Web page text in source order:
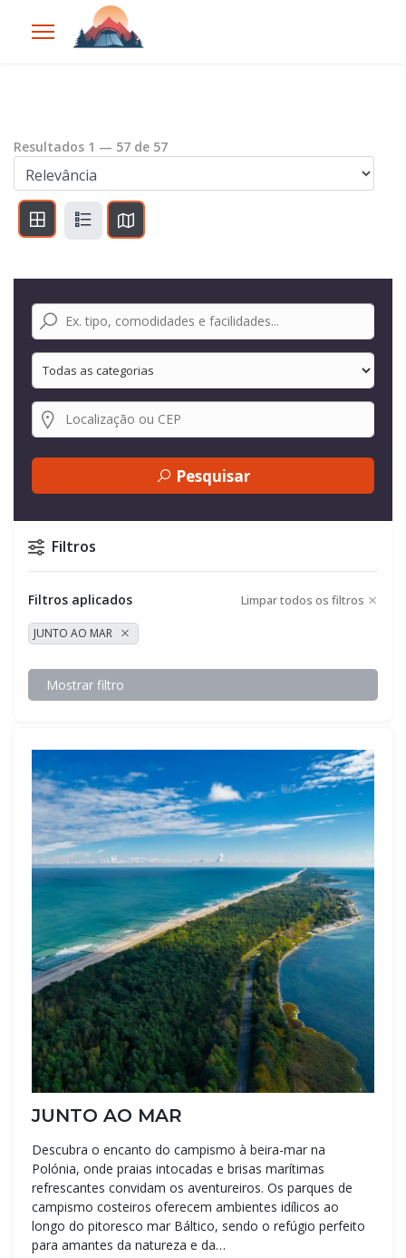
Resultados 1 — 57 de 57
Pesquisar
Filtros
Filtros aplicados Limpar todos os filtros
JUNTO AO MAR
Mostrar filtro
JUNTO AO MAR
Descubra o encanto do campismo à beira-mar na
Polónia, onde praias intocadas e brisas marítimas
refrescantes convidam os aventureiros. Os parques de
campismo costeiros oferecem ambientes idílicos ao
longo do pitoresco mar Báltico, sendo o refúgio perfeito
para amantes da natureza e da…